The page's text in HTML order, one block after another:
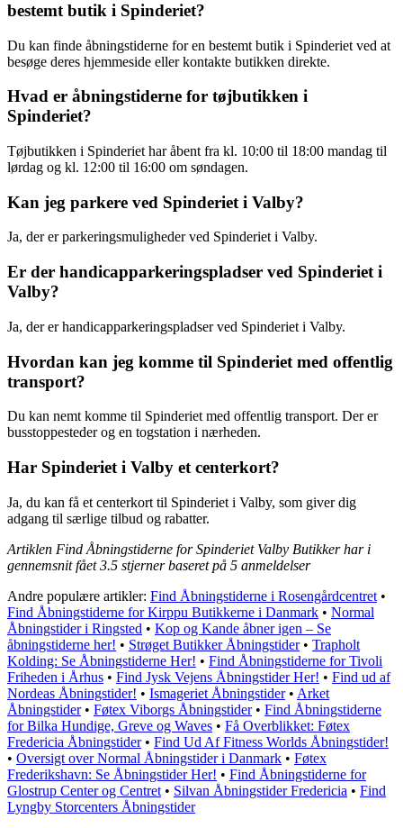
bestemt butik i Spinderiet?
Du kan finde åbningstiderne for en bestemt butik i Spinderiet ved at
besøge deres hjemmeside eller kontakte butikken direkte.
Hvad er åbningstiderne for tøjbutikken i
Spinderiet?
Tøjbutikken i Spinderiet har åbent fra kl. 10:00 til 18:00 mandag til
lørdag og kl. 12:00 til 16:00 om søndagen.
Kan jeg parkere ved Spinderiet i Valby?
Ja, der er parkeringsmuligheder ved Spinderiet i Valby.
Er der handicapparkeringspladser ved Spinderiet i
Valby?
Ja, der er handicapparkeringspladser ved Spinderiet i Valby.
Hvordan kan jeg komme til Spinderiet med offentlig
transport?
Du kan nemt komme til Spinderiet med offentlig transport. Der er
busstoppesteder og en togstation i nærheden.
Har Spinderiet i Valby et centerkort?
Ja, du kan få et centerkort til Spinderiet i Valby, som giver dig
adgang til særlige tilbud og rabatter.
Artiklen Find Åbningstiderne for Spinderiet Valby Butikker har i
gennemsnit fået3.5 stjerner baseret på 5 anmeldelser
Andre populære artikler: Find Åbningstiderne i Rosengårdcentret •
Find Åbningstiderne for Kirppu Butikkerne i Danmark • Normal
Åbningstider i Ringsted • Kop og Kande åbner igen – Se
åbningstiderne her! • Strøget Butikker Åbningstider• Trapholt
Kolding: Se Åbningstiderne Her! • Find Åbningstiderne for Tivoli
Friheden i Århus • Find Jysk Vejens Åbningstider Her! • Find ud af
Nordeas Åbningstider! • Ismageriet Åbningstider• Arket
Åbningstider• Føtex Viborgs Åbningstider• Find Åbningstiderne
for Bilka Hundige, Greve og Waves • Få Overblikket: Føtex
Fredericia Åbningstider• Find Ud Af Fitness Worlds Åbningstider!
• Oversigt over Normal Åbningstider i Danmark • Føtex
Frederikshavn: Se Åbningstider Her! • Find Åbningstiderne for
Glostrup Center og Centret • Silvan Åbningstider Fredericia • Find
Lyngby Storcenters Åbningstider